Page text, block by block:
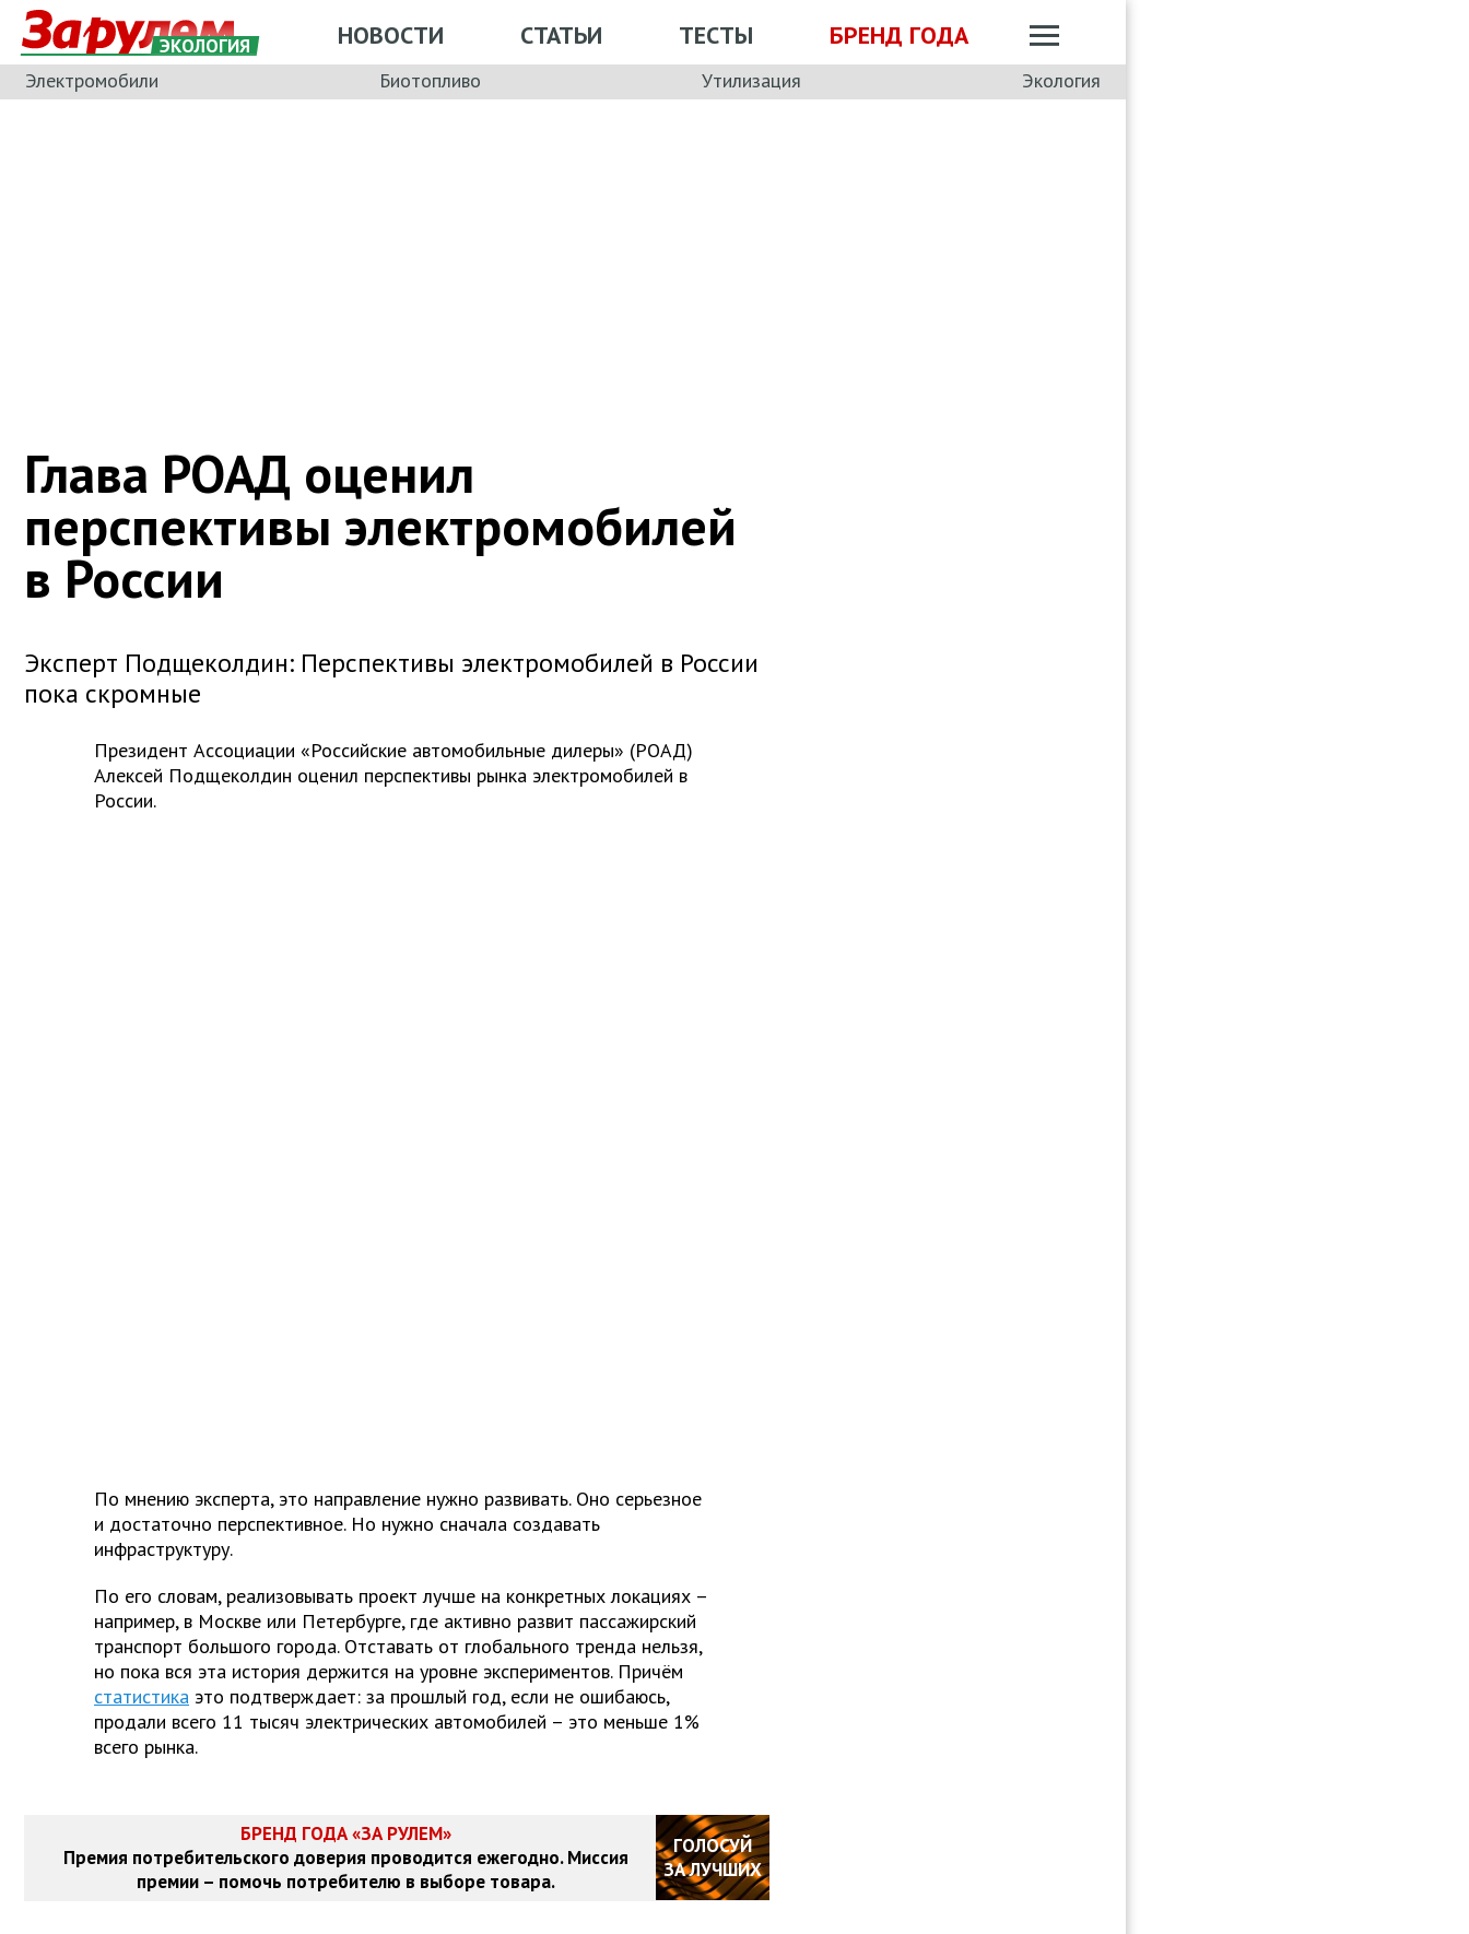
ЭКОЛОГИЯ НОВОСТИ СТАТЬИ ТЕСТЫ БРЕНД ГОДА
Электромобили Биотопливо Утилизация Экология
Глава РОАД оценил
перспективы электромобилей
в России
Эксперт Подщеколдин: Перспективы электромобилей в России
пока скромные
Президент Ассоциации «Российские автомобильные дилеры» (РОАД)
Алексей Подщеколдин оценил перспективы рынка электромобилей в
России.
По мнению эксперта, это направление нужно развивать. Оно серьезное
и достаточно перспективное. Но нужно сначала создавать
инфраструктуру.
По его словам, реализовывать проект лучше на конкретных локациях –
например, в Москве или Петербурге, где активно развит пассажирский
транспорт большого города. Отставать от глобального тренда нельзя,
но пока вся эта история держится на уровне экспериментов. Причём
статистика это подтверждает: за прошлый год, если не ошибаюсь,
продали всего 11 тысяч электрических автомобилей – это меньше 1%
всего рынка.
БРЕНД ГОДА «ЗА РУЛЕМ»
Премия потребительского доверия проводится ежегодно. Миссия
премии – помочь потребителю в выборе товара.
ГОЛОСУЙ
ЗА ЛУЧШИХ